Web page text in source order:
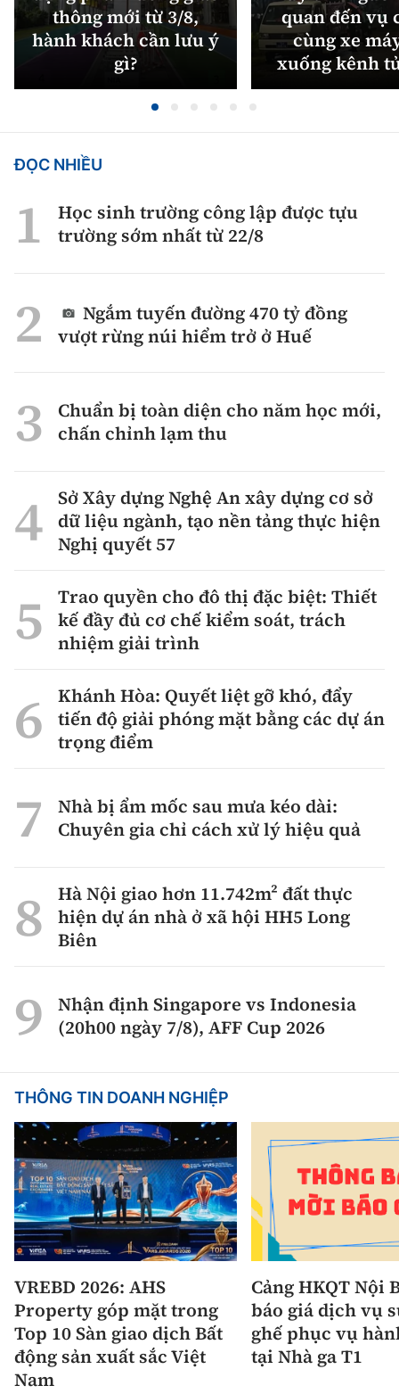
thông mới từ 3/8,
hành khách cần lưu ý
gì?
quan đến vụ
cùng xe
xuống kênh
ĐỌC NHIỀU
Học sinh trường công lập được tựu
trường sớm nhất từ 22/8
Ngắm tuyến đường 470 tỷ đồng
vượt rừng núi hiểm trở ở Huế
Chuẩn bị toàn diện cho năm học mới,
chấn chỉnh lạm thu
Sở Xây dựng Nghệ An xây dựng cơ sở
dữ liệu ngành, tạo nền tảng thực hiện
Nghị quyết 57
Trao quyền cho đô thị đặc biệt: Thiết
kế đầy đủ cơ chế kiểm soát, trách
nhiệm giải trình
Khánh Hòa: Quyết liệt gỡ khó, đẩy
tiến độ giải phóng mặt bằng các dự án
trọng điểm
Nhà bị ẩm mốc sau mưa kéo dài:
Chuyên gia chỉ cách xử lý hiệu quả
Hà Nội giao hơn 11.742m² đất thực
hiện dự án nhà ở xã hội HH5 Long
Biên
Nhận định Singapore vs Indonesia
(20h00 ngày 7/8), AFF Cup 2026
THÔNG TIN DOANH NGHIỆP
VREBD 2026: AHS
Property góp mặt trong
Top 10 Sàn giao dịch Bất
động sản xuất sắc Việt
Nam
Cảng HKQT Nội
báo giá dịch vụ
ghế phục vụ
tại Nhà ga T1